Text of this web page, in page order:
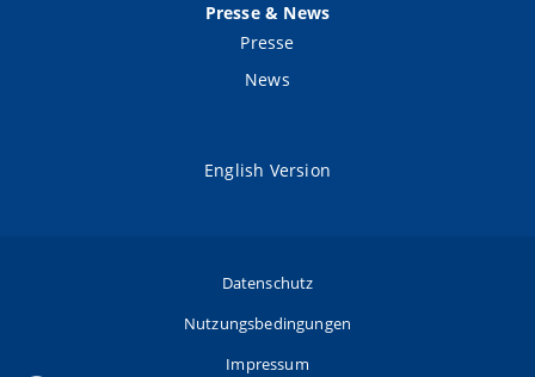
Presse & News
Presse
News
English Version
Datenschutz
Nutzungsbedingungen
Impressum